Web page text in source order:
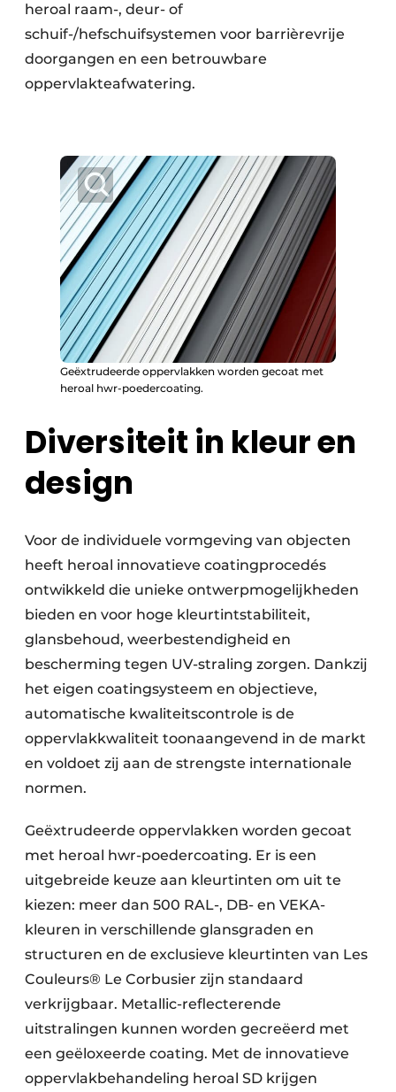
heroal raam-, deur- of
schuif-/hefschuifsystemen voor barrièrevrije
doorgangen en een betrouwbare
oppervlakteafwatering.
Geëxtrudeerde oppervlakken worden gecoat met
heroal hwr-poedercoating.
Diversiteit in kleur en
design
Voor de individuele vormgeving van objecten
heeft heroal innovatieve coatingprocedés
ontwikkeld die unieke ontwerpmogelijkheden
bieden en voor hoge kleurtintstabiliteit,
glansbehoud, weerbestendigheid en
bescherming tegen UV-straling zorgen. Dankzij
het eigen coatingsysteem en objectieve,
automatische kwaliteitscontrole is de
oppervlakkwaliteit toonaangevend in de markt
en voldoet zij aan de strengste internationale
normen.
Geëxtrudeerde oppervlakken worden gecoat
met heroal hwr-poedercoating. Er is een
uitgebreide keuze aan kleurtinten om uit te
kiezen: meer dan 500 RAL-, DB- en VEKA-
kleuren in verschillende glansgraden en
structuren en de exclusieve kleurtinten van Les
Couleurs® Le Corbusier zijn standaard
verkrijgbaar. Metallic-reflecterende
uitstralingen kunnen worden gecreëerd met
een geëloxeerde coating. Met de innovatieve
oppervlakbehandeling heroal SD krijgen